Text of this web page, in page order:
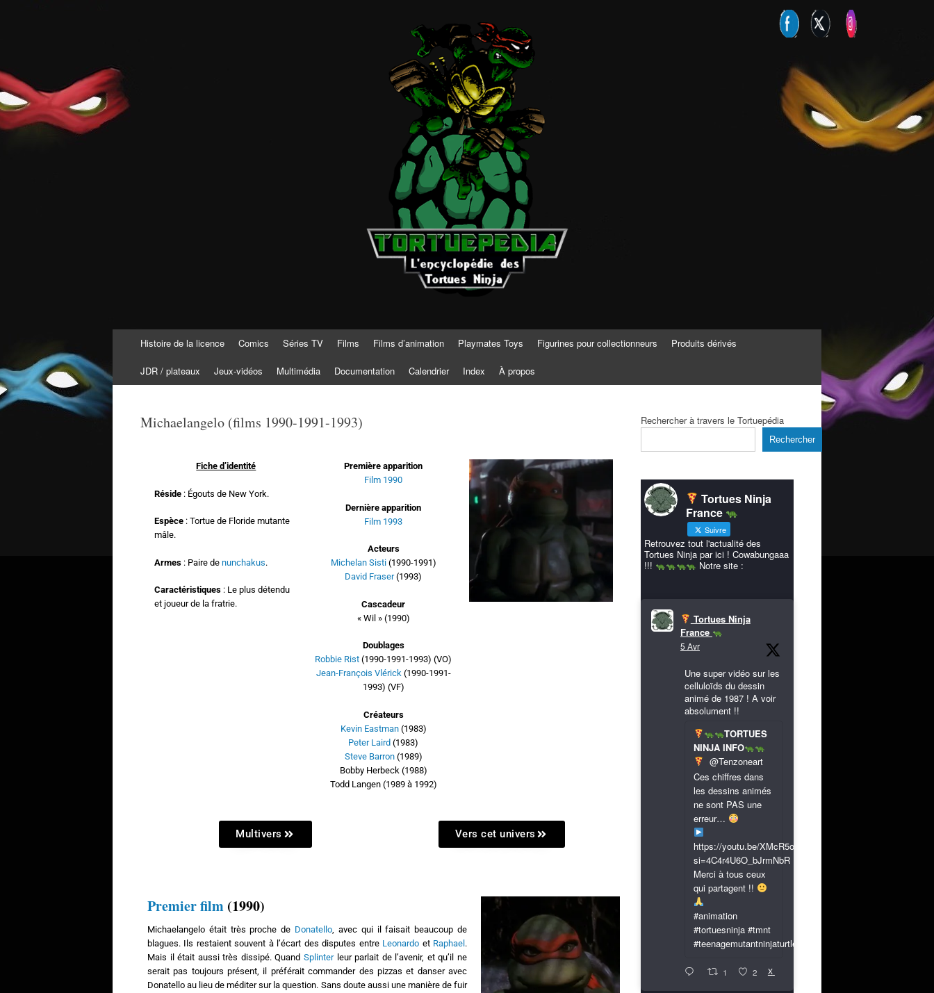
Tortuepédia
L'encyclopédie des Tortues Ninja !
Histoire de la licence Comics Séries TV Films Films d’animation Playmates Toys Figurines pour collectionneurs Produits dérivés
JDR / plateaux Jeux-vidéos Multimédia Documentation Calendrier Index À propos
Michaelangelo (films 1990-1991-1993)
Fiche d’identité
Réside : Égouts de New York.
Espèce : Tortue de Floride mutante
mâle.
Armes : Paire de nunchakus.
Caractéristiques : Le plus détendu
et joueur de la fratrie.
Première apparition
Film 1990
Dernière apparition
Film 1993
Acteurs
Michelan Sisti(1990-1991)
David Fraser(1993)
Cascadeur
« Wil » (1990)
Doublages
Robbie Rist (1990-1991-1993) (VO)
Jean-François Vlérick(1990-1991-
1993) (VF)
Créateurs
Kevin Eastman(1983)
Peter Laird (1983)
Steve Barron(1989)
Bobby Herbeck (1988)
Todd Langen (1989 à 1992)
Multivers Vers cet univers
Premier film (1990)
Michaelangelo était très proche de Donatello, avec qui il faisait beaucoup de
blagues. Ils restaient souvent à l’écart des disputes entre Leonardo et Raphael .
Mais il était aussi très dissipé. Quand Splinterleur parlait de l’avenir, et qu’il ne
serait pas toujours présent, il préférait commander des pizzas et danser avec
Donatello au lieu de méditer sur la question. Sans doute aussi une manière de fuir
Rechercher à travers le Tortuepédia
Rechercher
Tortues Ninja
France
Suivre
Retrouvez tout l'actualité des
Tortues Ninja par ici ! Cowabungaaa
!!!
Notre site :
Tortues Ninja
France
5 Avr
Une super vidéo sur les
celluloïds du dessin
animé de 1987 ! A voir
absolument !!
TORTUES
NINJA INFO
@Tenzoneart
Ces chiffres dans
les dessins animés
ne sont PAS une
erreur…
https://youtu.be/XMcR5or9N8A?
si=4C4r4U6O_bJrmNbR
Merci à tous ceux
qui partagent !!
#animation
#tortuesninja #tmnt
#teenagemutantninjaturtles
1 2 X